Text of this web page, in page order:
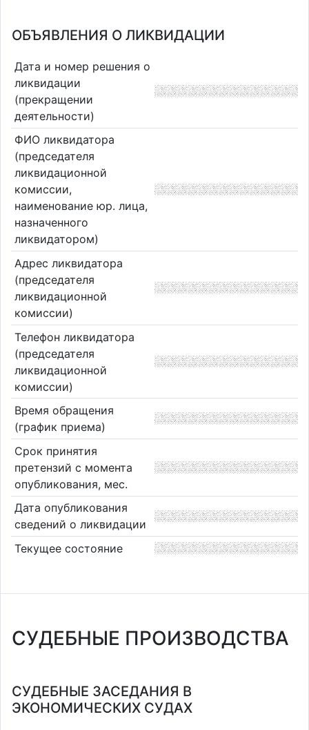
ОБЪЯВЛЕНИЯ О ЛИКВИДАЦИИ
Дата и номер решения о
ликвидации
(прекращении
деятельности)
ФИО ликвидатора
(председателя
ликвидационной
комиссии,
наименование юр. лица,
назначенного
ликвидатором)
Адрес ликвидатора
(председателя
ликвидационной
комиссии)
Телефон ликвидатора
(председателя
ликвидационной
комиссии)
Время обращения
(график приема)
Срок принятия
претензий с момента
опубликования, мес.
Дата опубликования
сведений о ликвидации
Текущее состояние
СУДЕБНЫЕ ПРОИЗВОДСТВА
СУДЕБНЫЕ ЗАСЕДАНИЯ В
ЭКОНОМИЧЕСКИХ СУДАХ